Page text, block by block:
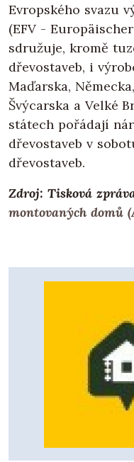
Evropského svazu
(EFV -
sdružuje, kromě
dřevostaveb, i
Maďarska,
Švýcarska a Velké
státech pořádají
dřevostaveb v
dřevostaveb.
Zdroj: Tisková
montovaných domů